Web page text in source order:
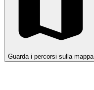
Guarda i percorsi sulla mappa